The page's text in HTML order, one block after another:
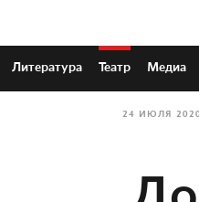
Литература Театр Медиа
24 ИЮЛЯ